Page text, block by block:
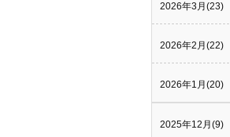
2026年3月(23)
2026年2月(22)
2026年1月(20)
2025年12月(9)